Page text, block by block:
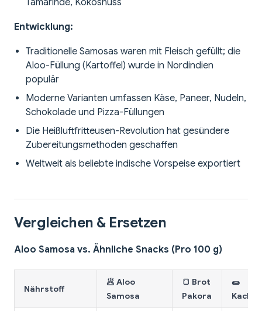
Tamarinde, Kokosnuss
Entwicklung:
Traditionelle Samosas waren mit Fleisch gefüllt; die
Aloo-Füllung (Kartoffel) wurde in Nordindien
populär
Moderne Varianten umfassen Käse, Paneer, Nudeln,
Schokolade und Pizza-Füllungen
Die Heißluftfritteusen-Revolution hat gesündere
Zubereitungsmethoden geschaffen
Weltweit als beliebte indische Vorspeise exportiert
Vergleichen & Ersetzen
Aloo Samosa vs. Ähnliche Snacks (Pro 100 g)
Nährstoff
🥟 Aloo
Samosa
🍞 Brot
Pakora
🌯